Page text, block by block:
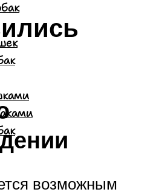
возможным